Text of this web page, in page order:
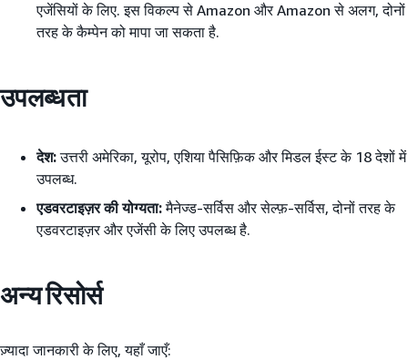
एजेंसियों के लिए. इस विकल्प से Amazon और Amazon से अलग, दोनों
तरह के कैम्पेन को मापा जा सकता है.
उपलब्धता
देश:उत्तरी अमेरिका, यूरोप, एशिया पैसिफ़िक और मिडल ईस्ट के 18 देशों में
उपलब्ध.
एडवरटाइज़र की योग्यता:मैनेज्ड-सर्विस और सेल्फ़-सर्विस, दोनों तरह के
एडवरटाइज़र और एजेंसी के लिए उपलब्ध है.
अन्य रिसोर्स
ज़्यादा जानकारी के लिए, यहाँ जाएँ: